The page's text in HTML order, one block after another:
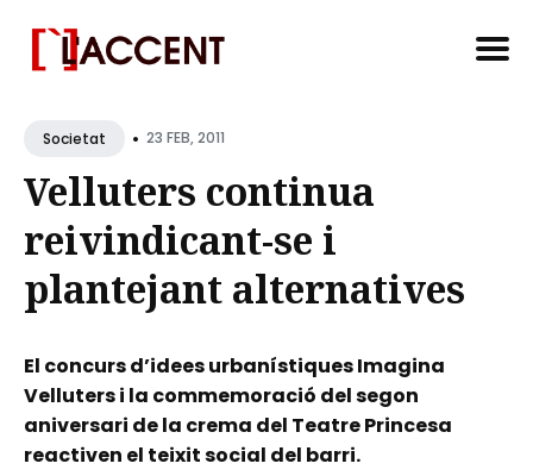
forSocietat • 23 FEB, 2011
Velluters continua
reivindicant-se i
plantejant alternatives
El concurs d’idees urbanístiques Imagina
Velluters i la commemoració del segon
aniversari de la crema del Teatre Princesa
reactiven el teixit social del barri.